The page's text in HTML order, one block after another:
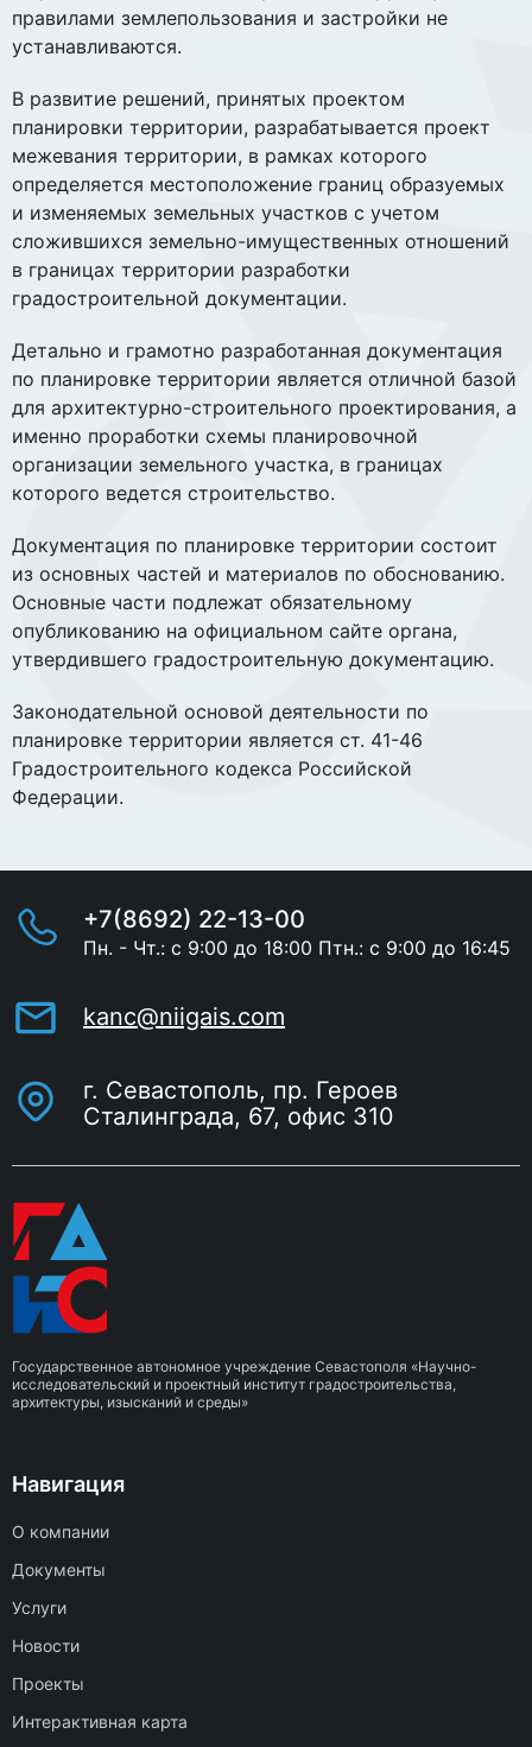
правилами землепользования и застройки не
устанавливаются.
В развитие решений, принятых проектом
планировки территории, разрабатывается проект
межевания территории, в рамках которого
определяется местоположение границ образуемых
и изменяемых земельных участков с учетом
сложившихся земельно-имущественных отношений
в границах территории разработки
градостроительной документации.
Детально и грамотно разработанная документация
по планировке территории является отличной базой
для архитектурно-строительного проектирования, а
именно проработки схемы планировочной
организации земельного участка, в границах
которого ведется строительство.
Документация по планировке территории состоит
из основных частей и материалов по обоснованию.
Основные части подлежат обязательному
опубликованию на официальном сайте органа,
утвердившего градостроительную документацию.
Законодательной основой деятельности по
планировке территории является ст. 41-46
Градостроительного кодекса Российской
Федерации.
+7(8692) 22-13-00
Пн. - Чт.: с 9:00 до 18:00 Птн.: с 9:00 до 16:45
kanc@niigais.com
г. Севастополь, пр. Героев
Сталинграда, 67, офис 310
Государственное автономное учреждение Севастополя «Научно-
исследовательский и проектный институт градостроительства,
архитектуры, изысканий и среды»
Навигация
О компании
Документы
Услуги
Новости
Проекты
Интерактивная карта